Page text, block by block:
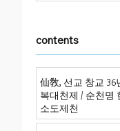
contents
仙敎, 선교 창교 36
복대천제 / 순천명
소도제천